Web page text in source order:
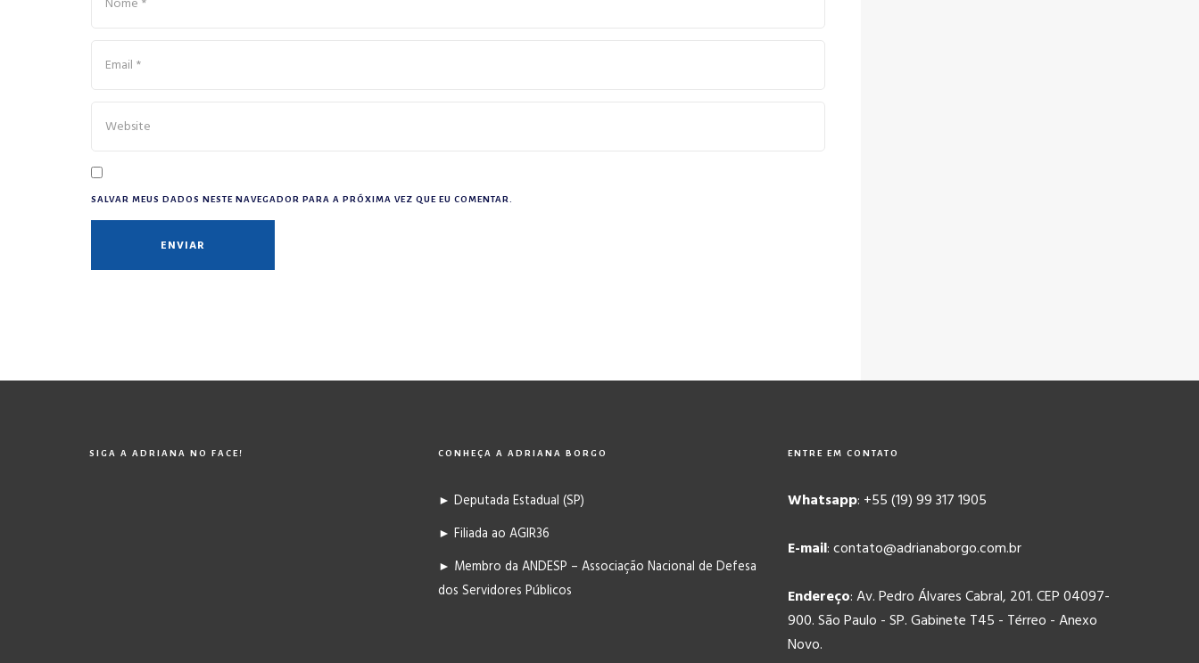
SALVAR MEUS DADOS NESTE NAVEGADOR PARA A PRÓXIMA VEZ QUE EU COMENTAR.
SIGA A ADRIANA NO FACE! CONHEÇA A ADRIANA BORGO
► Deputada Estadual (SP)
► Filiada ao AGIR36
► Membro da ANDESP – Associação Nacional de Defesa
dos Servidores Públicos
ENTRE EM CONTATO
Whatsapp: +55 (19) 99 317 1905
E-mail: contato@adrianaborgo.com.br
Endereço: Av. Pedro Álvares Cabral, 201. CEP 04097-
900. São Paulo - SP. Gabinete T45 - Térreo - Anexo
Novo.